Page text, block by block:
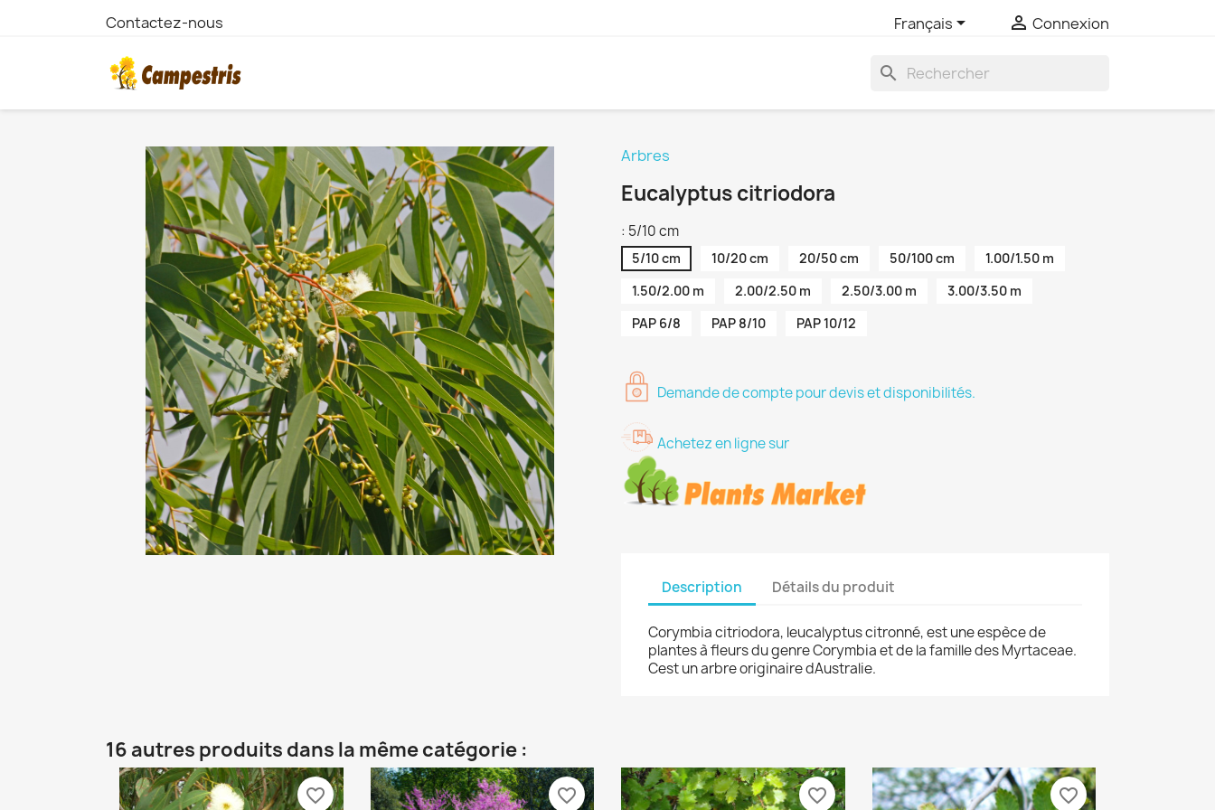
Contactez-nous Français  Connexion
search
Arbres
Eucalyptus citriodora
: 5/10 cm
5/10 cm 10/20 cm 20/50 cm 50/100 cm
1.00/1.50 m
1.50/2.00 m
2.00/2.50 m 2.50/3.00 m
3.00/3.50 m
PAP 6/8
PAP 8/10 PAP 10/12
Demande de compte pour devis et disponibilités.
Achetez en ligne sur
Description Détails du produit
Corymbia citriodora, leucalyptus citronné, est une espèce de
plantes à fleurs du genre Corymbia et de la famille des Myrtaceae.
Cest un arbre originaire dAustralie.
16 autres produits dans la même catégorie :
favorite_border favorite_border favorite_border favorite_border